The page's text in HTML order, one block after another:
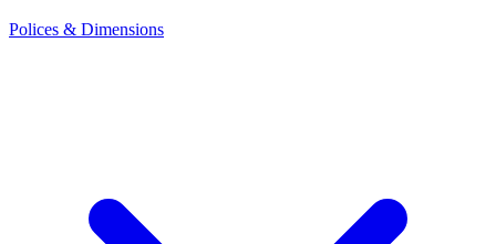
Polices & Dimensions